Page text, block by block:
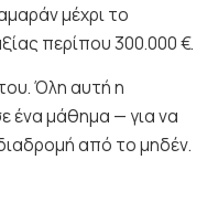
μέχρι το
περίπου 300.000 €.
Όλη αυτή η
ένα μάθημα — για να
από το μηδέν.